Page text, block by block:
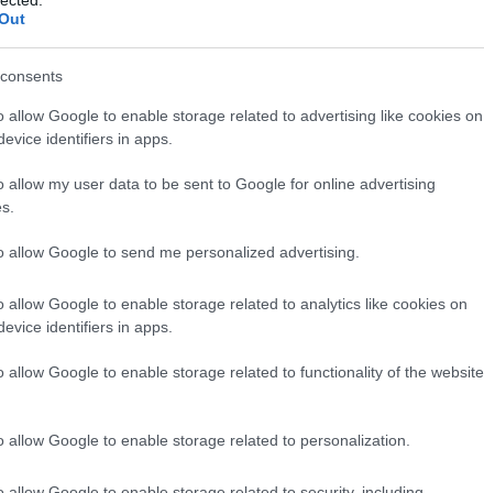
allow Google to enable storage related to advertising like cookies on
identifiers in apps.
allow my user data to be sent to Google for online advertising
allow Google to send me personalized advertising.
allow Google to enable storage related to analytics like cookies on
identifiers in apps.
allow Google to enable storage related to functionality of the website
allow Google to enable storage related to personalization.
1)
)
elsajátítását, az érzelmi intelligencia
önfejlesztés célja,hogy az egyén felfedezze
és kiaknázza saját potenciálját, javítsa
környezetét. De vajon miért is olyan fontos ez
számunkra?
1. Önismeret: Az önfejlesztés elsődleges
tehetünk szert. Megismerve saját
döntéseket hozni életünk minden területén.